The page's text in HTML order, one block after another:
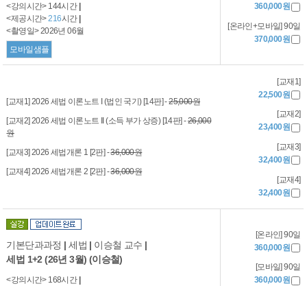
<강의시간> 144시간
<제공시간>216시간
<촬영일> 2026년 06월
모바일샘플
360,000원
[온라인+모바일] 90일
370,000원
[교재1] 2026 세법 이론노트 I (법인 국기) [14판] -25,000원
[교재2] 2026 세법 이론노트 II (소득 부가 상증) [14판] -26,000
원
[교재3] 2026 세법개론 1 [2판] -36,000원
[교재4] 2026 세법개론 2 [2판] -36,000원
[교재1]
22,500원
[교재2]
23,400원
[교재3]
32,400원
[교재4]
32,400원
기본단과과정 | 세법 | 이승철 교수 |
세법 1+2 (26년 3월) (이승철)
<강의시간> 168시간
[온라인] 90일
360,000원
[모바일] 90일
360,000원